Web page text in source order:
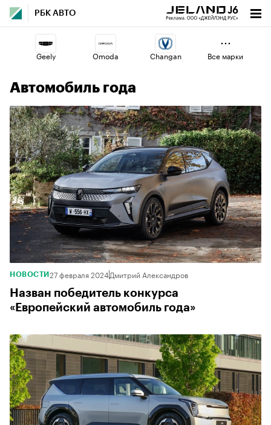
РБК АВТО
Geely Omoda Changan
Haval Voyah Lada
Все марки
Автомобиль года
НОВОСТИ 27 февраля 2024Дмитрий Александров
Назван победитель конкурса
«Европейский автомобиль года»